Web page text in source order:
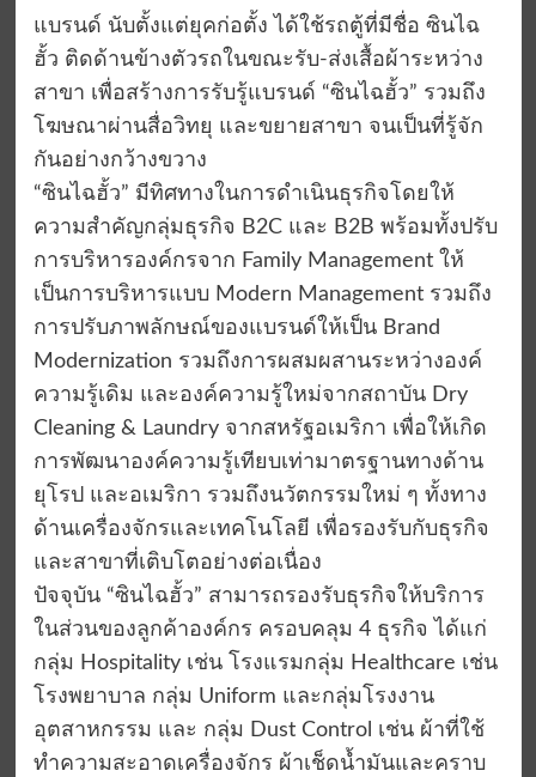
แบรนด์ นับตั้งแต่ยุคก่อตั้ง ได้ใช้รถตู้ที่มีชื่อ ซินไฉ
ฮั้ว ติดด้านข้างตัวรถในขณะรับ-ส่งเสื้อผ้าระหว่าง
สาขา เพื่อสร้างการรับรู้แบรนด์ “ซินไฉฮั้ว” รวมถึง
โฆษณาผ่านสื่อวิทยุ และขยายสาขา จนเป็นที่รู้จัก
กันอย่างกว้างขวาง
“ซินไฉฮั้ว” มีทิศทางในการดำเนินธุรกิจโดยให้
ความสำคัญกลุ่มธุรกิจ B2C และ B2B พร้อมทั้งปรับ
การบริหารองค์กรจาก Family Management ให้
เป็นการบริหารแบบ Modern Management รวมถึง
การปรับภาพลักษณ์ของแบรนด์ให้เป็น Brand
Modernization รวมถึงการผสมผสานระหว่างองค์
ความรู้เดิม และองค์ความรู้ใหม่จากสถาบัน Dry
Cleaning & Laundry จากสหรัฐอเมริกา เพื่อให้เกิด
การพัฒนาองค์ความรู้เทียบเท่ามาตรฐานทางด้าน
ยุโรป และอเมริกา รวมถึงนวัตกรรมใหม่ ๆ ทั้งทาง
ด้านเครื่องจักรและเทคโนโลยี เพื่อรองรับกับธุรกิจ
และสาขาที่เติบโตอย่างต่อเนื่อง
ปัจจุบัน “ซินไฉฮั้ว” สามารถรองรับธุรกิจให้บริการ
ในส่วนของลูกค้าองค์กร ครอบคลุม 4 ธุรกิจ ได้แก่
กลุ่ม Hospitality เช่น โรงแรมกลุ่ม Healthcare เช่น
โรงพยาบาล กลุ่ม Uniform และกลุ่มโรงงาน
อุตสาหกรรม และ กลุ่ม Dust Control เช่น ผ้าที่ใช้
ทำความสะอาดเครื่องจักร ผ้าเช็ดน้ำมันและคราบ